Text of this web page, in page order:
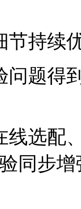
节持续
问题得
线选配
同步增